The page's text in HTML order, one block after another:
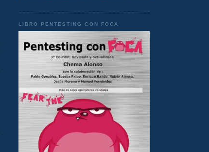
LIBRO PENTESTING CON FOCA